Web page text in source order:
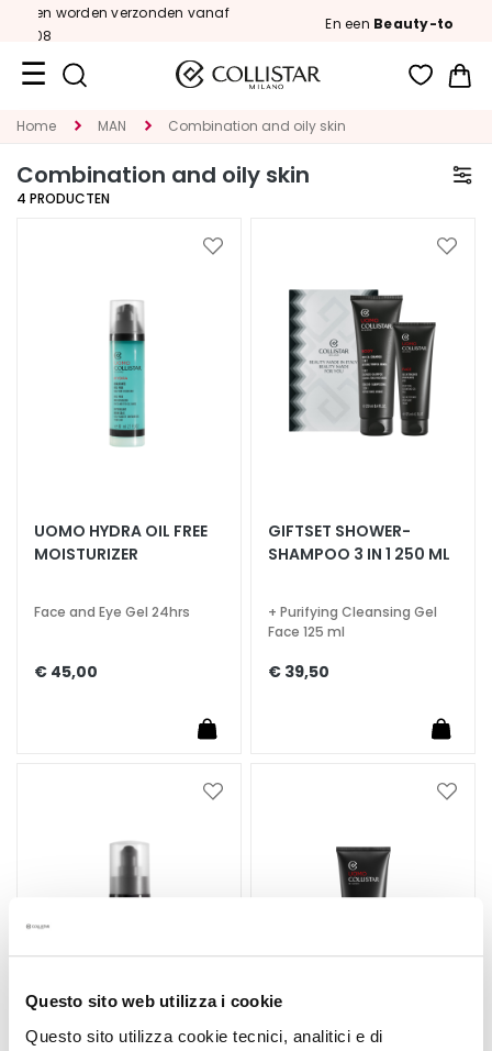
Questo sito web utilizza i cookie
Questo sito utilizza cookie tecnici, analitici e di
vanaf
Beauty-to-go Kitcadeau|
Travel
New
S
p
c
l
n
s
r
s
Home MAN Combination and oily skin
Combination and oily skin
4 PRODUCTEN
Voeg
verlanglijst
UOMO HYDRA OIL FREE
MOISTURIZER
Face and Eye Gel 24hrs
€ 45,00
Voeg
GIFTSET SHOWER-
SHAMPOO 3 IN 1 250 ML
+ Purifying Cleansing Gel
Face 125 ml
€ 39,50
Voeg
Voeg